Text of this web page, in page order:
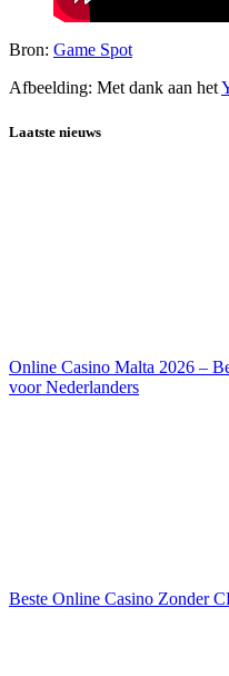
Bron: Game Spot
Afbeelding: Met dank aan het
Laatste nieuws
Online Casino Malta 2026 –
voor Nederlanders
Beste Online Casino Zonder